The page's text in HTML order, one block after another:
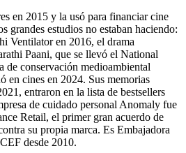
en 2015 y la usó para financiar cine
grandes estudios no estaban haciendo:
Ventilator en 2016, el drama
Paani, que se llevó el National
conservación medioambiental
en cines en 2024. Sus memorias
entraron en la lista de bestsellers
de cuidado personal Anomaly fue
Retail, el primer gran acuerdo de
su propia marca. Es Embajadora
desde 2010.